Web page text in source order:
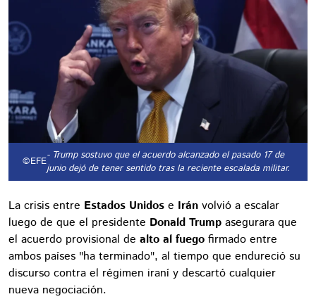
©EFE- Trump sostuvo que el acuerdo alcanzado el pasado 17 de
junio dejó de tener sentido tras la reciente escalada militar.
La crisis entre Estados Unidos e Irán volvió a escalar
luego de que el presidente Donald Trump asegurara que
el acuerdo provisional de alto al fuego firmado entre
ambos países "ha terminado", al tiempo que endureció su
discurso contra el régimen iraní y descartó cualquier
nueva negociación.